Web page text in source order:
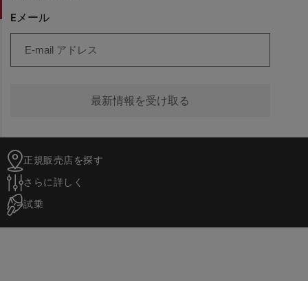
Eメール
最新情報を受け取る
正規販売店を探す
さらに詳しく
試乗